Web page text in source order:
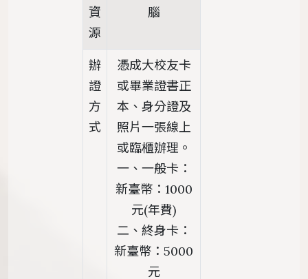
資
源
腦
辦
證
方
式
憑成大校友卡
或畢業證書正
本、身分證及
照片一張線上
或臨櫃辦理。
一、一般卡：
新臺幣：1000
元(年費)
二、終身卡：
新臺幣：5000
元